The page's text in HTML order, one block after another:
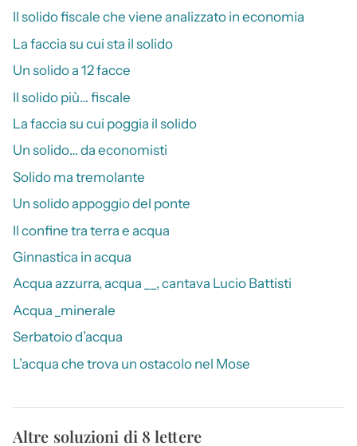
Il solido fiscale che viene analizzato in economia
La faccia su cui sta il solido
Un solido a 12 facce
Il solido più… fiscale
La faccia su cui poggia il solido
Un solido… da economisti
Solido ma tremolante
Un solido appoggio del ponte
Il confine tra terra e acqua
Ginnastica in acqua
Acqua azzurra, acqua __, cantava Lucio Battisti
Acqua _minerale
Serbatoio d’acqua
L’acqua che trova un ostacolo nel Mose
Altre soluzioni di 8 lettere